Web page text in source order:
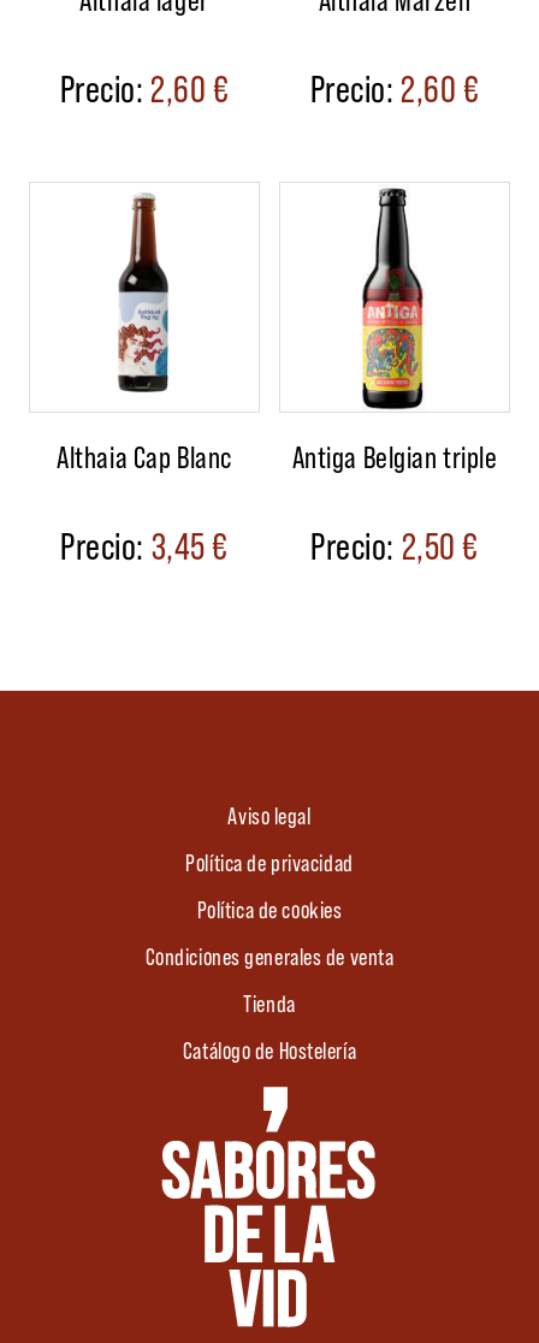
2,60€ 2,60€
Althaia Cap Blanc
3,45€
Antiga Belgian triple
2,50€
Aviso legal
Política de privacidad
Política de cookies
Condiciones generales de venta
Tienda
Catálogo de Hostelería